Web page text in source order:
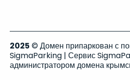
2025 © Домен припаркован с
SigmaParking | Сервис
администратором домена